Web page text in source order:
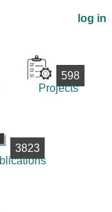
log in
598
Projects
3823